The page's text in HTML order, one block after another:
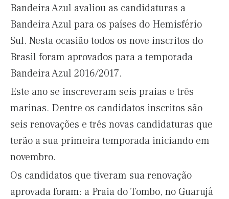
Bandeira Azul avaliou as candidaturas a
Bandeira Azul para os países do Hemisfério
Sul. Nesta ocasião todos os nove inscritos do
Brasil foram aprovados para a temporada
Bandeira Azul 2016/2017.
Este ano se inscreveram seis praias e três
marinas. Dentre os candidatos inscritos são
seis renovações e três novas candidaturas que
terão a sua primeira temporada iniciando em
novembro.
Os candidatos que tiveram sua renovação
aprovada foram: a Praia do Tombo, no Guarujá